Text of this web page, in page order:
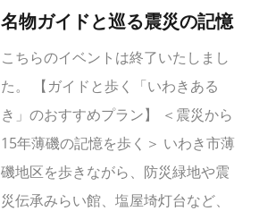
名物ガイドと巡る震災の記憶
こちらのイベントは終了いたしまし
た。 【ガイドと歩く「いわきある
き」のおすすめプラン】 ＜震災から
15年薄磯の記憶を歩く＞ いわき市薄
磯地区を歩きながら、防災緑地や震
災伝承みらい館、塩屋埼灯台など、